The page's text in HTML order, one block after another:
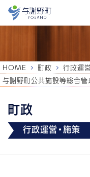
町政
行政運営・施策
HOME 町政 行政運
与謝野町公共施設等総合管